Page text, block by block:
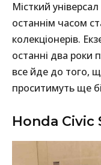
Місткий
останнім часом
колекціонерів.
останні два роки
все йде до того,
проситимуть ще
Honda Civic